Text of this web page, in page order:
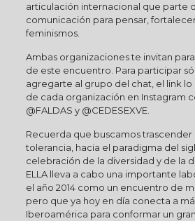
articulación internacional que parte
comunicación para pensar,
feminismos.
Ambas organizaciones te invitan
de este encuentro. Para participar
agregarte al grupo del chat, el link lo
de cada organización en Instagram
@FALDAS y @CEDESEXVE.
Recuerda que buscamos trascender
tolerancia, hacia el paradigma del
celebración de la diversidad y de la
ELLA lleva a cabo una importante
el año 2014 como un encuentro de
pero que ya hoy en día conecta a
Iberoamérica para conformar un